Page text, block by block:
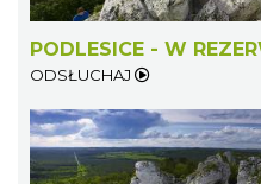
PODLESICE - W
ODSŁUCHAJ